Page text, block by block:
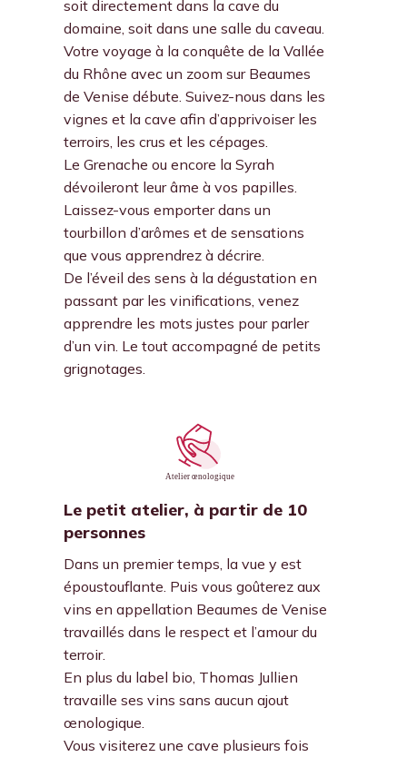
soit directement dans la cave du
domaine, soit dans une salle du caveau.
Votre voyage à la conquête de la Vallée
du Rhône avec un zoom sur Beaumes
de Venise débute. Suivez-nous dans les
vignes et la cave afin d’apprivoiser les
terroirs, les crus et les cépages.
Le Grenache ou encore la Syrah
dévoileront leur âme à vos papilles.
Laissez-vous emporter dans un
tourbillon d’arômes et de sensations
que vous apprendrez à décrire.
De l’éveil des sens à la dégustation en
passant par les vinifications, venez
apprendre les mots justes pour parler
d’un vin. Le tout accompagné de petits
grignotages.
Le petit atelier, à partir de 10
personnes
Dans un premier temps, la vue y est
époustouflante. Puis vous goûterez aux
vins en appellation Beaumes de Venise
travaillés dans le respect et l’amour du
terroir.
En plus du label bio, Thomas Jullien
travaille ses vins sans aucun ajout
œnologique.
Vous visiterez une cave plusieurs fois